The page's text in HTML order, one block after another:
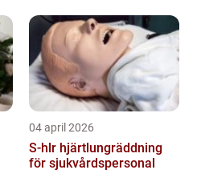
04 april 2026
S-hlr hjärtlungräddning
för sjukvårdspersonal